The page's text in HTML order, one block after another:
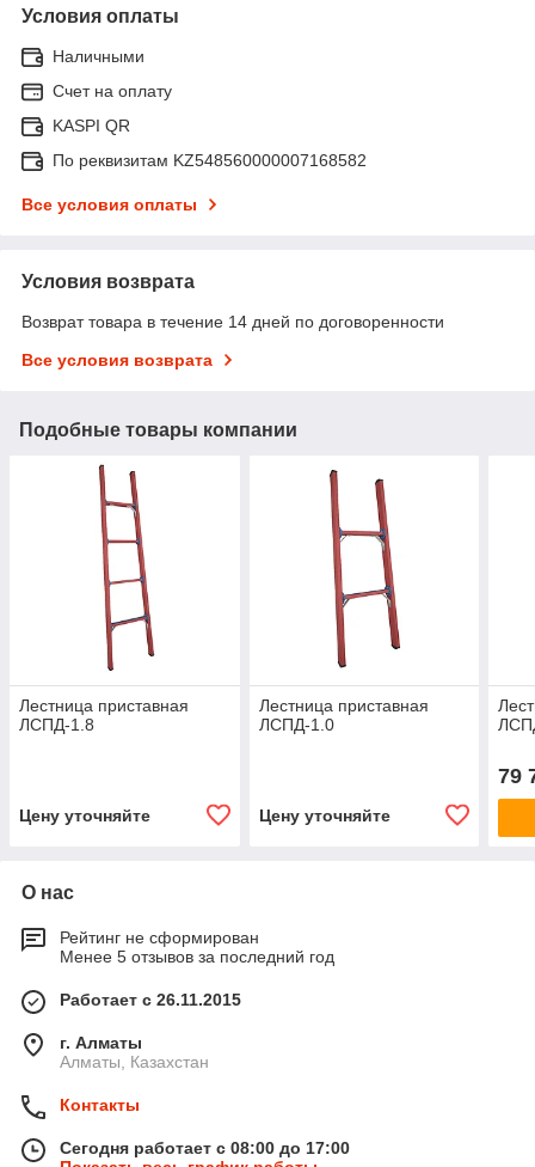
Условия оплаты
Наличными
Счет на оплату
KASPI QR
По реквизитам KZ548560000007168582
Все условия оплаты
Условия возврата
Возврат товара в течение 14 дней по договоренности
Все условия возврата
Подобные товары компании
Лестница приставная
ЛСПД-1.8
Цену уточняйте
Лестница приставная
ЛСПД-1.0
Цену уточняйте
79
О нас
Рейтинг не сформирован
Менее 5 отзывов за последний год
Работает с 26.11.2015
г. Алматы
Алматы, Казахстан
Контакты
Сегодня работает с 08:00 до 17:00